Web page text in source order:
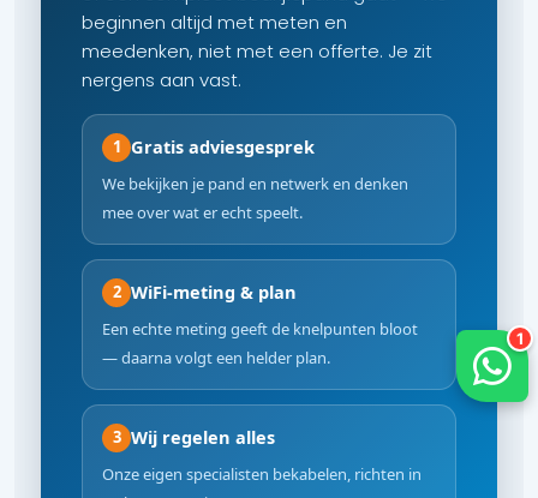
beginnen altijd met meten en
meedenken, niet met een offerte. Je zit
nergens aan vast.
1 Gratis adviesgesprek
We bekijken je pand en netwerk en denken
mee over wat er echt speelt.
2 WiFi-meting & plan
Een echte meting geeft de knelpunten bloot
— daarna volgt een helder plan.
3 Wij regelen alles
Onze eigen specialisten bekabelen, richten in